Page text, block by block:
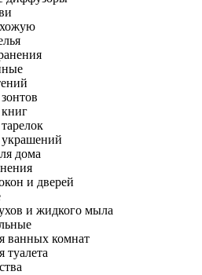
дома
и дверей
и жидкого мыла
ванных комнат
туалета